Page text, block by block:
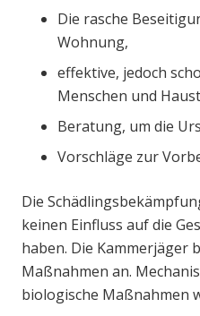
Die rasche
Wohnung,
effektive, jedoch
Menschen und
Beratung, um die
Vorschläge zur
Die
keinen Einfluss auf die
haben. Die Kammerjäger
Maßnahmen an.
biologische Maßnahmen